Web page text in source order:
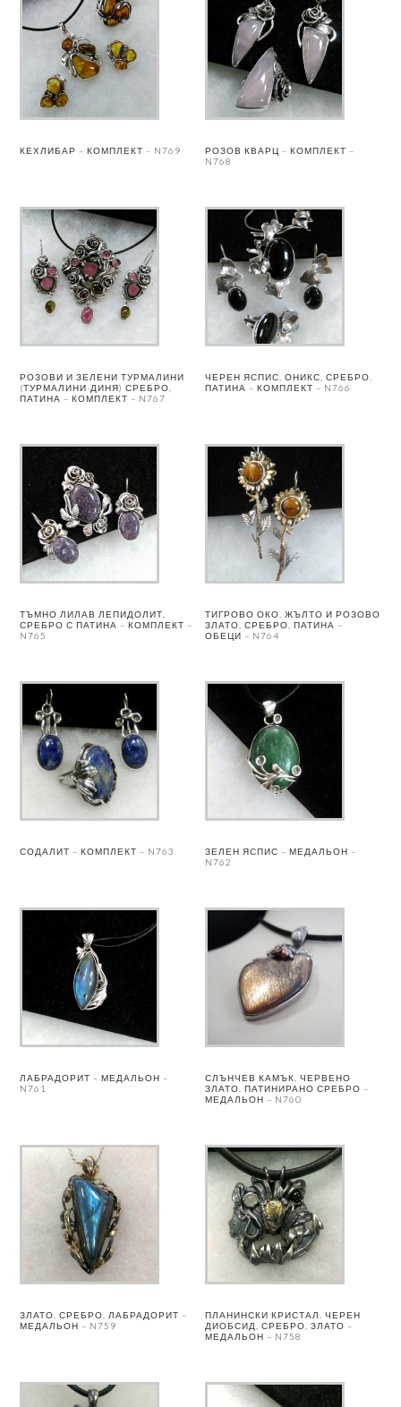
КЕХЛИБАР – КОМПЛЕКТ – N769
РОЗОВ КВАРЦ – КОМПЛЕКТ –
N768
РОЗОВИ И ЗЕЛЕНИ ТУРМАЛИНИ
(ТУРМАЛИНИ-ДИНЯ) СРЕБРО,
ПАТИНА – КОМПЛЕКТ – N767
ЧЕРЕН ЯСПИС, ОНИКС, СРЕБРО,
ПАТИНА – КОМПЛЕКТ – N766
ТЪМНО ЛИЛАВ ЛЕПИДОЛИТ,
СРЕБРО С ПАТИНА – КОМПЛЕКТ –
N765
ТИГРОВО ОКО, ЖЪЛТО И РОЗОВО
ЗЛАТО, СРЕБРО, ПАТИНА –
ОБЕЦИ – N764
СОДАЛИТ – КОМПЛЕКТ – N763
ЗЕЛЕН ЯСПИС – МЕДАЛЬОН –
N762
ЛАБРАДОРИТ – МЕДАЛЬОН –
N761
СЛЪНЧЕВ КАМЪК, ЧЕРВЕНО
ЗЛАТО, ПАТИНИРАНО СРЕБРО –
МЕДАЛЬОН – N760
ЗЛАТО, СРЕБРО, ЛАБРАДОРИТ –
МЕДАЛЬОН – N759
ПЛАНИНСКИ КРИСТАЛ, ЧЕРЕН
ДИОБСИД, СРЕБРО, ЗЛАТО –
МЕДАЛЬОН – N758